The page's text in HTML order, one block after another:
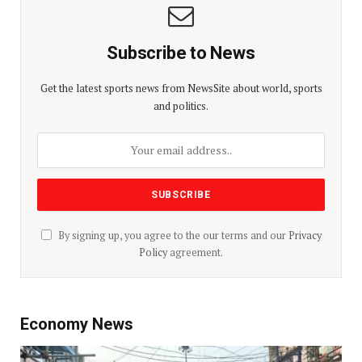
Subscribe to News
Get the latest sports news from NewsSite about world, sports
and politics.
By signing up, you agree to the our terms and our Privacy
Policyagreement.
Economy News